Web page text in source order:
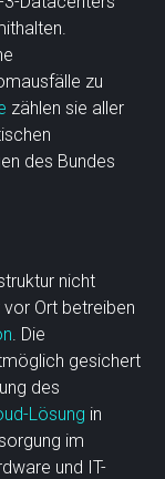
zu
zählen sie aller
des Bundes
nicht
Ort betreiben
. Die
gesichert
des
Lösung in
im
und IT-